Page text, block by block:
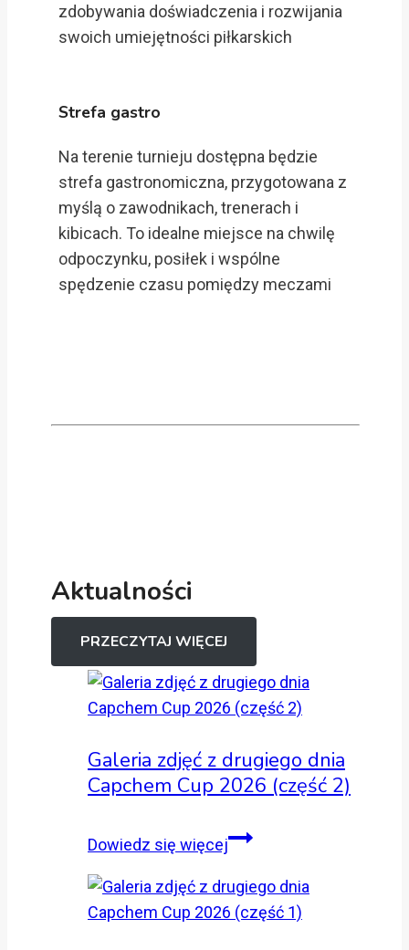
zdobywania doświadczenia i rozwijania
swoich umiejętności piłkarskich
Strefa gastro
Na terenie turnieju dostępna będzie
strefa gastronomiczna, przygotowana z
myślą o zawodnikach, trenerach i
kibicach. To idealne miejsce na chwilę
odpoczynku, posiłek i wspólne
spędzenie czasu pomiędzy meczami
Aktualności
PRZECZYTAJ WIĘCEJ
Galeria zdjęć z drugiego dnia
Capchem Cup 2026 (część 2)
Dowiedz się więcejGaleria
z
drugiego